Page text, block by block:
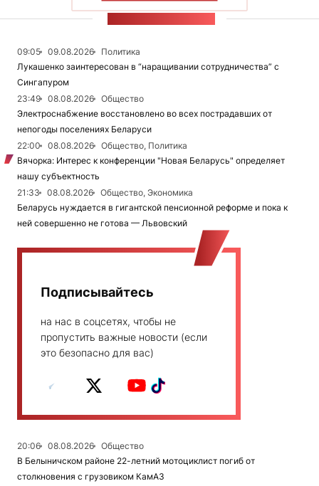
09:05 09.08.2026
Политика
Лукашенко заинтересован в “наращивании сотрудничества” с
Сингапуром
23:49
08.08.2026
Общество
Электроснабжение восстановлено во всех пострадавших от
непогоды поселениях Беларуси
22:00
08.08.2026
Общество, Политика
Вячорка: Интерес к конференции "Новая Беларусь" определяет
нашу субъектность
21:33
08.08.2026
Общество, Экономика
Беларусь нуждается в гигантской пенсионной реформе и пока к
ней совершенно не готова — Львовский
Подписывайтесь
на нас в соцсетях, чтобы не
пропустить важные новости (если
это безопасно для вас)
20:06 08.08.2026
Общество
В Белыничском районе 22-летний мотоциклист погиб от
столкновения с грузовиком КамАЗ